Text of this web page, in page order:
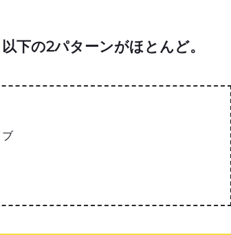
下の2パターンがほとんど。
ブ